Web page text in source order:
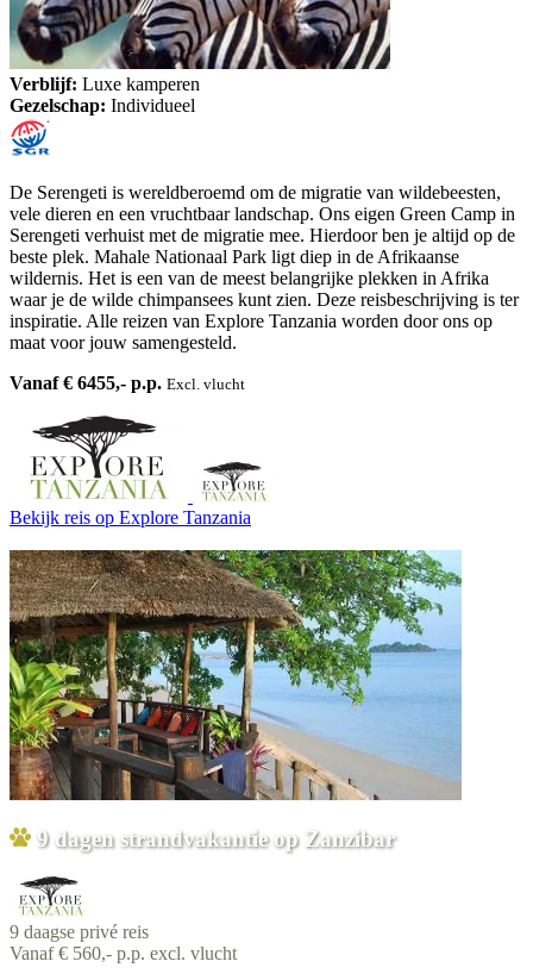
Verblijf: Luxe kamperen
Gezelschap: Individueel
De Serengeti is wereldberoemd om de migratie van wildebeesten,
vele dieren en een vruchtbaar landschap. Ons eigen Green Camp in
Serengeti verhuist met de migratie mee. Hierdoor ben je altijd op de
beste plek. Mahale Nationaal Park ligt diep in de Afrikaanse
wildernis. Het is een van de meest belangrijke plekken in Afrika
waar je de wilde chimpansees kunt zien. Deze reisbeschrijving is ter
inspiratie. Alle reizen van Explore Tanzania worden door ons op
maat voor jouw samengesteld.
Vanaf € 6455,- p.p. Excl. vlucht
Bekijk reis op Explore Tanzania
9 dagen strandvakantie op Zanzibar
9 daagse privé reis
Vanaf € 560,- p.p. excl. vlucht